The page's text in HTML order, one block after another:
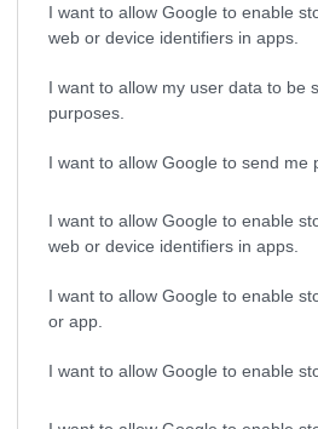
I want to allow Google to enable
web or device identifiers in apps.
I want to allow my user data to be
purposes.
I want to allow Google to send me
I want to allow Google to enable
web or device identifiers in apps.
I want to allow Google to enable
or app.
I want to allow Google to enable